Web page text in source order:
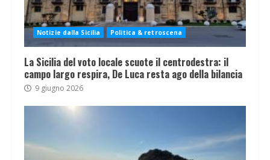
Notizie dalla Sicilia Politica & retroscena
La Sicilia del voto locale scuote il centrodestra: il
campo largo respira, De Luca resta ago della bilancia
9 giugno 2026